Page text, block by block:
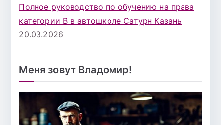
Полное руководство по обучению на права
категории B в автошколе Сатурн Казань
20.03.2026
Меня зовут Владомир!